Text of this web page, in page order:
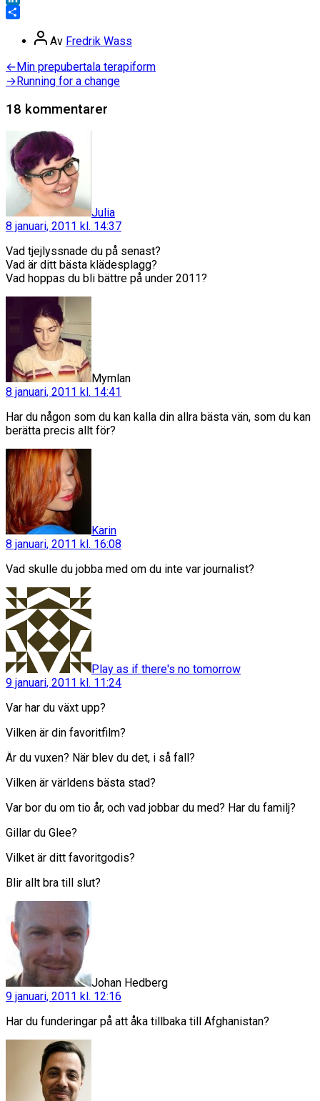
LinkedIn
Inläggsförfattare
Av Fredrik Wass
Inläggsnavigering
←Föregående
inlägg:
Min prepubertala terapiform
→Nästa
Running for a change
18 kommentarer
Julia
8 januari, 2011 kl. 14:37
Vad tjejlyssnade du på senast?
Vad är ditt bästa klädesplagg?
Vad hoppas du bli bättre på under 2011?
Mymlan
8 januari, 2011 kl. 14:41
Har du någon som du kan kalla din allra bästa vän, som du kan
berätta precis allt för?
Karin
8 januari, 2011 kl. 16:08
Vad skulle du jobba med om du inte var journalist?
Play as if there's no tomorrow
9 januari, 2011 kl. 11:24
Var har du växt upp?
Vilken är din favoritfilm?
Är du vuxen? När blev du det, i så fall?
Vilken är världens bästa stad?
Var bor du om tio år, och vad jobbar du med? Har du familj?
Gillar du Glee?
Vilket är ditt favoritgodis?
Blir allt bra till slut?
Johan Hedberg
9 januari, 2011 kl. 12:16
Har du funderingar på att åka tillbaka till Afghanistan?